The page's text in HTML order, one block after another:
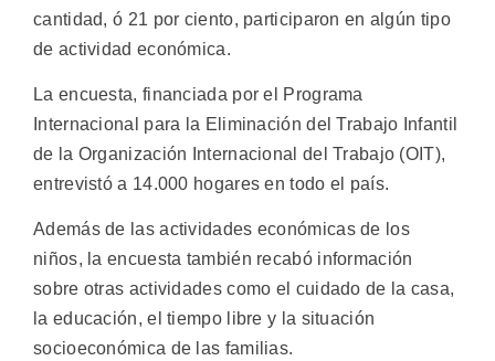
cantidad, ó 21 por ciento, participaron en algún tipo
de actividad económica.
La encuesta, financiada por el Programa
Internacional para la Eliminación del Trabajo Infantil
de la Organización Internacional del Trabajo (OIT),
entrevistó a 14.000 hogares en todo el país.
Además de las actividades económicas de los
niños, la encuesta también recabó información
sobre otras actividades como el cuidado de la casa,
la educación, el tiempo libre y la situación
socioeconómica de las familias.